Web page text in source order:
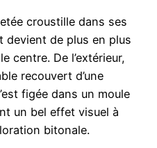
croustille dans ses
devient de plus en plus
centre. De l’extérieur,
recouvert d’une
figée dans un moule
un bel effet visuel à
bitonale.